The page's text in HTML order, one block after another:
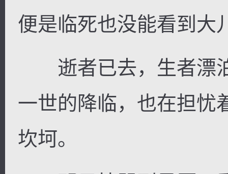
便是临死也没能看到大
逝者已去，生者漂
一世的降临，也在担忧
坎坷。